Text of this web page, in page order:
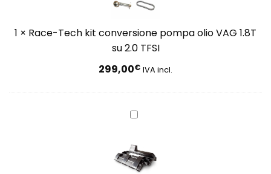
pompa
VAG
1.8T
su
2.0
TFSI
1 × Race-Tech kit conversione pompa olio VAG 1.8T
su 2.0 TFSI
299,00€ IVA incl.
Bar-
raschia
olio
modificato